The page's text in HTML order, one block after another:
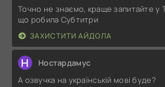
Точно не знаємо, краще запитайте у
що робила Субтитри
ЗАХИСТИТИ АЙДОЛА
Н Ностардамус
А озвучка на українській мові буде?